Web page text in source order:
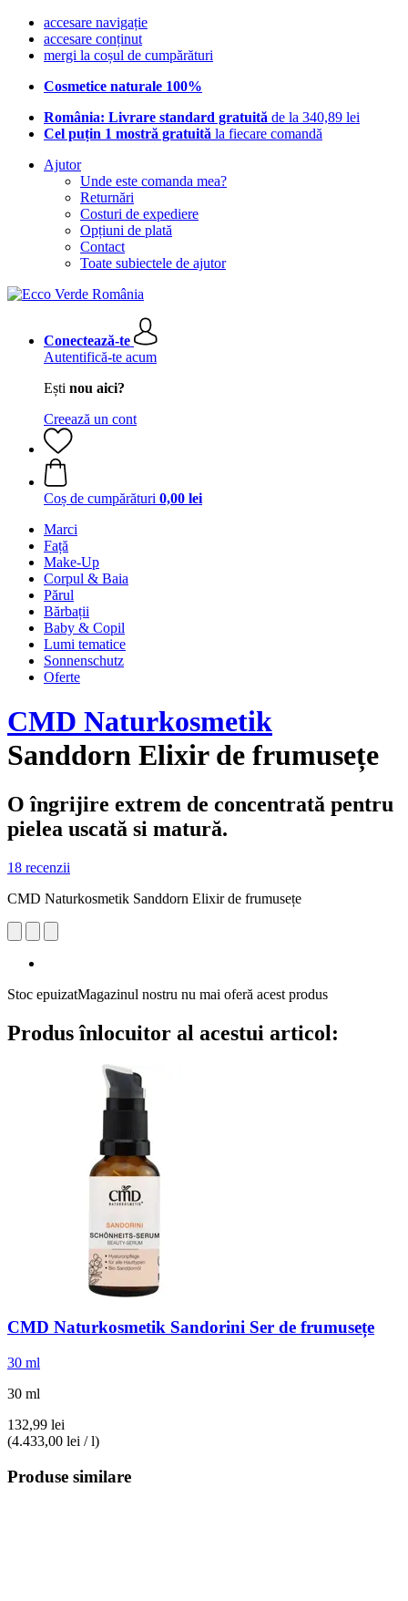
accesare navigație
accesare conținut
mergi la coșul de cumpărături
Cosmetice naturale 100%
România: Livrare standard gratuită de la 340,89 lei
Cel puțin 1 mostră gratuită la fiecare comandă
Ajutor
Unde este comanda mea?
Returnări
Costuri de expediere
Opțiuni de plată
Contact
Toate subiectele de ajutor
Conectează-te
Autentifică-te acum
Ești nou aici?
Creează un cont
Coș de cumpărături 0,00 lei
Marci
Față
Make-Up
Corpul & Baia
Părul
Bărbații
Baby & Copil
Lumi tematice
Sonnenschutz
Oferte
CMD Naturkosmetik
Sanddorn Elixir de frumusețe
O îngrijire extrem de concentrată pentru
pielea uscată si matură.
18 recenzii
CMD Naturkosmetik Sanddorn Elixir de frumusețe
Stoc epuizatMagazinul nostru nu mai oferă acest produs
Produs înlocuitor al acestui articol:
CMD Naturkosmetik Sandorini Ser de frumusețe
30 ml
30 ml
132,99 lei
(4.433,00 lei / l)
Produse similare